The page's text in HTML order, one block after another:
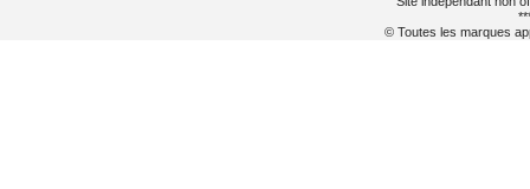
© Toutes les marques